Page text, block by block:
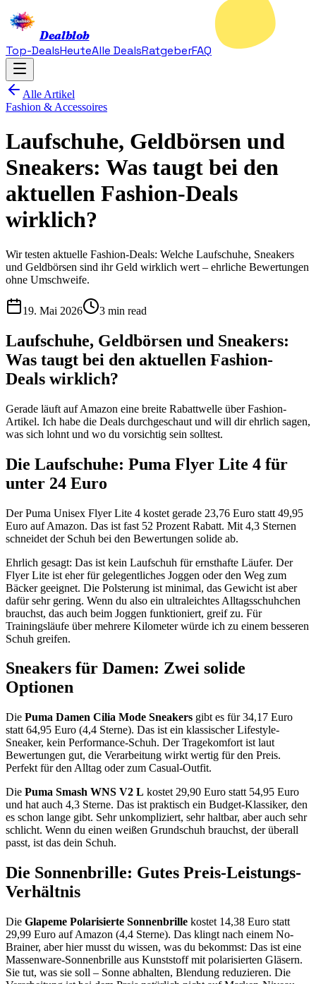
Dealblob
Top-DealsHeuteAlle DealsRatgeberFAQ
Alle Artikel
Fashion & Accessoires
Laufschuhe, Geldbörsen und
Sneakers: Was taugt bei den
aktuellen Fashion-Deals
wirklich?
Wir testen aktuelle Fashion-Deals: Welche Laufschuhe, Sneakers
und Geldbörsen sind ihr Geld wirklich wert – ehrliche Bewertungen
ohne Umschweife.
19. Mai 2026 3 min read
Laufschuhe, Geldbörsen und Sneakers:
Was taugt bei den aktuellen Fashion-
Deals wirklich?
Gerade läuft auf Amazon eine breite Rabattwelle über Fashion-
Artikel. Ich habe die Deals durchgeschaut und will dir ehrlich sagen,
was sich lohnt und wo du vorsichtig sein solltest.
Die Laufschuhe: Puma Flyer Lite 4 für
unter 24 Euro
Der Puma Unisex Flyer Lite 4 kostet gerade 23,76 Euro statt 49,95
Euro auf Amazon. Das ist fast 52 Prozent Rabatt. Mit 4,3 Sternen
schneidet der Schuh bei den Bewertungen solide ab.
Ehrlich gesagt: Das ist kein Laufschuh für ernsthafte Läufer. Der
Flyer Lite ist eher für gelegentliches Joggen oder den Weg zum
Bäcker geeignet. Die Polsterung ist minimal, das Gewicht ist aber
dafür sehr gering. Wenn du also ein ultraleichtes Alltagsschuhchen
brauchst, das auch beim Joggen funktioniert, greif zu. Für
Trainingsläufe über mehrere Kilometer würde ich zu einem besseren
Schuh greifen.
Sneakers für Damen: Zwei solide
Optionen
Die Puma Damen Cilia Mode Sneakers gibt es für 34,17 Euro
statt 64,95 Euro (4,4 Sterne). Das ist ein klassischer Lifestyle-
Sneaker, kein Performance-Schuh. Der Tragekomfort ist laut
Bewertungen gut, die Verarbeitung wirkt wertig für den Preis.
Perfekt für den Alltag oder zum Casual-Outfit.
Die Puma Smash WNS V2 L kostet 29,90 Euro statt 54,95 Euro
und hat auch 4,3 Sterne. Das ist praktisch ein Budget-Klassiker, den
es schon lange gibt. Sehr unkompliziert, sehr haltbar, aber auch sehr
schlicht. Wenn du einen weißen Grundschuh brauchst, der überall
passt, ist das dein Schuh.
Die Sonnenbrille: Gutes Preis-Leistungs-
Verhältnis
Die Glapeme Polarisierte Sonnenbrille kostet 14,38 Euro statt
29,99 Euro auf Amazon (4,4 Sterne). Das klingt nach einem No-
Brainer, aber hier musst du wissen, was du bekommst: Das ist eine
Massenware-Sonnenbrille aus Kunststoff mit polarisierten Gläsern.
Sie tut, was sie soll – Sonne abhalten, Blendung reduzieren. Die